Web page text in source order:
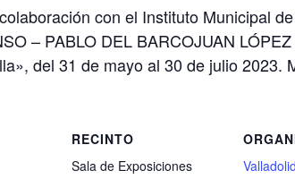
con el Instituto Municipal
– PABLO DEL BARCOJUAN
del 31 de mayo al 30 de julio 2023.
RECINTO
Sala de Exposiciones